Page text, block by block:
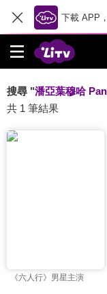
下載 APP
搜尋 "潘亞葉穆哈
共 1 筆結果
《六人行》男星主演